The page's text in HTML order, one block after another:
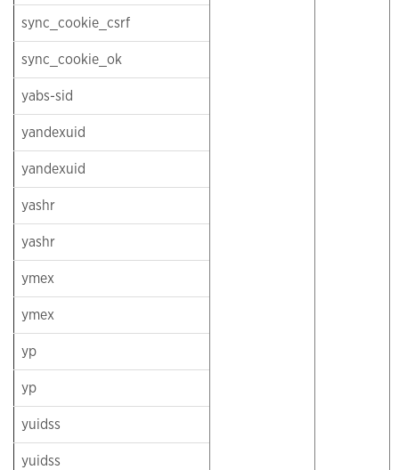
sync_cookie_csrf
sync_cookie_ok
yabs-sid
yandexuid
yandexuid
yashr
yashr
ymex
ymex
yp
yp
yuidss
yuidss